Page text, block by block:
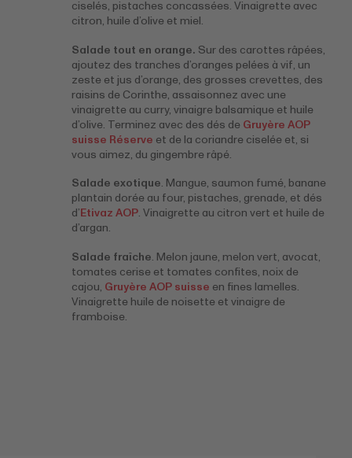
ciselés, pistaches concassées. Vinaigrette avec
citron, huile d’olive et miel.
Salade tout en orange. Sur des carottes râpées,
ajoutez des tranches d’oranges pelées à vif, un
zeste et jus d’orange, des grosses crevettes, des
raisins de Corinthe, assaisonnez avec une
vinaigrette au curry, vinaigre balsamique et huile
d’olive. Terminez avec des dés de Gruyère AOP
suisse Réserve et de la coriandre ciselée et, si
vous aimez, du gingembre râpé.
Salade exotique. Mangue, saumon fumé, banane
plantain dorée au four, pistaches, grenade, et dés
d’Etivaz AOP. Vinaigrette au citron vert et huile de
d’argan.
Salade fraîche. Melon jaune, melon vert, avocat,
tomates cerise et tomates confites, noix de
cajou, Gruyère AOP suisse en fines lamelles.
Vinaigrette huile de noisette et vinaigre de
framboise.